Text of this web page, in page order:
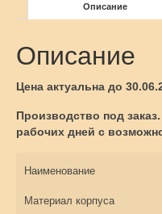
Описание
Описание
Цена актуальна до
Производство под
рабочих дней с
Наименование
Материал корпуса